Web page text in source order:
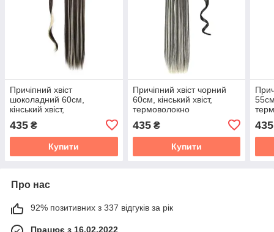
Причіпний хвіст
шоколадний 60см,
кінський хвіст,
435 ₴
Купити
Причіпний хвіст чорний
60см, кінський хвіст,
термоволокно
435₴
Купити
435
Про нас
92% позитивних з 337 відгуків за рік
Працює з 16.02.2022